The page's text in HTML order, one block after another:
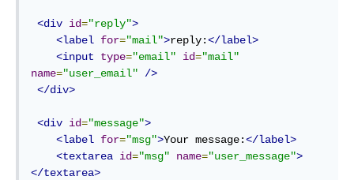
<div id="reply">
<label for="mail">reply:</label>
<input
type="email" id="mail"
name="user_email"
/>
</div>
<div id="message">
<label for="msg">Your message:</label>
<textarea id="msg" name="user_message">
</textarea>